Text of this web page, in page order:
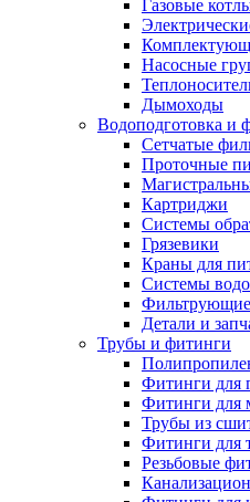
Газовые
Насосные
Дымоходы
Водоподготовка и
Сетчатые
Проточные
Картриджи
Системы
Грязевики
Краны для
Системы
Фильтрующие
Детали и
Трубы и фитинги
Фитинги для
Фитинги для
Трубы из
Фитинги для
Резьбовые